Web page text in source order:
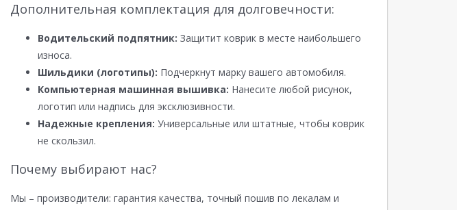
Дополнительная комплектация для долговечности:
Водительский подпятник: Защитит коврик в месте наибольшего
износа.
Шильдики (логотипы): Подчеркнут марку вашего автомобиля.
Компьютерная машинная вышивка: Нанесите любой рисунок,
логотип или надпись для эксклюзивности.
Надежные крепления: Универсальные или штатные, чтобы коврик
не скользил.
Почему выбирают нас?
Мы – производители: гарантия качества, точный пошив по лекалам и